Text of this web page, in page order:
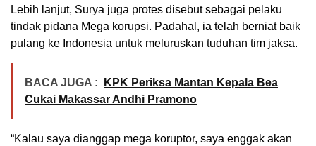
Lebih lanjut, Surya juga protes disebut sebagai pelaku
tindak pidana Mega korupsi. Padahal, ia telah berniat baik
pulang ke Indonesia untuk meluruskan tuduhan tim jaksa.
BACA JUGA :
KPK Periksa Mantan Kepala Bea
Cukai Makassar Andhi Pramono
“Kalau saya dianggap mega koruptor, saya enggak akan